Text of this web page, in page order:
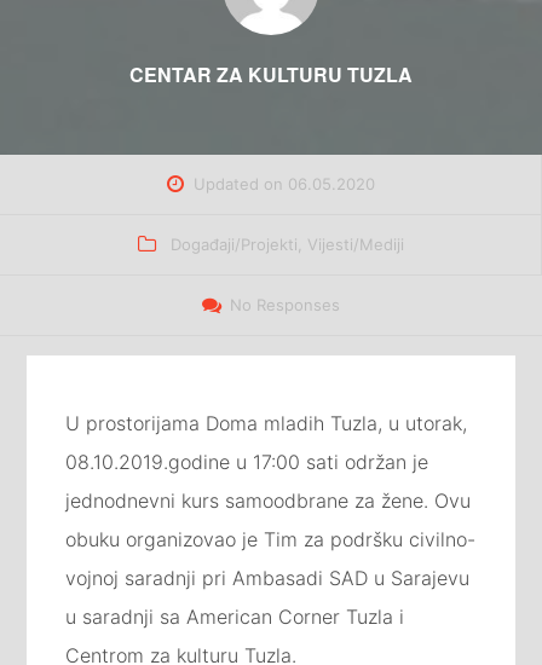
CENTAR ZA KULTURU TUZLA
Updated on 06.05.2020
Categories
Događaji/Projekti Vijesti/Mediji
No Responses
U prostorijama Doma mladih Tuzla, u utorak,
08.10.2019.godine u 17:00 sati održan je
jednodnevni kurs samoodbrane za žene. Ovu
obuku organizovao je Tim za podršku civilno-
vojnoj saradnji pri Ambasadi SAD u Sarajevu
u saradnji sa American Corner Tuzla i
Centrom za kulturu Tuzla.